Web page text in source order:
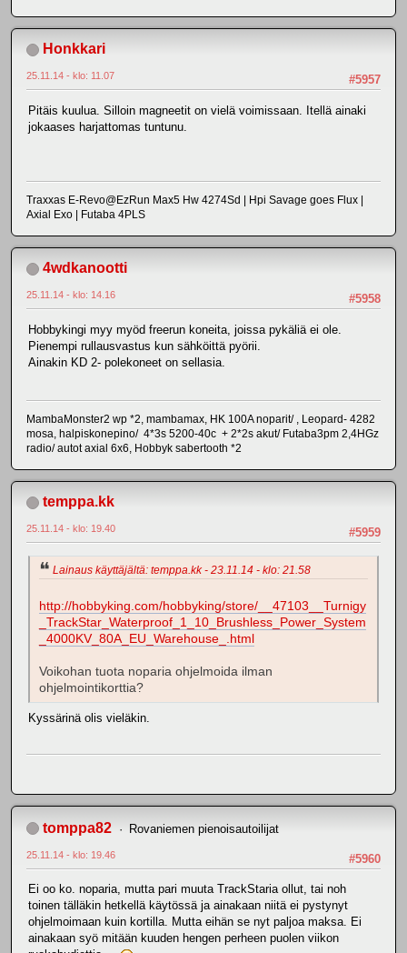
Honkkari
#5957
25.11.14 - klo: 11.07
Pitäis kuulua. Silloin magneetit on vielä voimissaan. Itellä ainaki
jokaases harjattomas tuntunu.
Traxxas E-Revo@EzRun Max5 Hw 4274Sd | Hpi Savage goes Flux |
Axial Exo | Futaba 4PLS
4wdkanootti
#5958
25.11.14 - klo: 14.16
Hobbykingi myy myöd freerun koneita, joissa pykäliä ei ole.
Pienempi rullausvastus kun sähköittä pyörii.
Ainakin KD 2- polekoneet on sellasia.
MambaMonster2 wp *2, mambamax, HK 100A noparit/ , Leopard- 4282
mosa, halpiskonepino/ 4*3s 5200-40c + 2*2s akut/ Futaba3pm 2,4HGz
radio/ autot axial 6x6, Hobbyk sabertooth *2
temppa.kk
#5959
25.11.14 - klo: 19.40
Lainaus käyttäjältä: temppa.kk - 23.11.14 - klo: 21.58
http://hobbyking.com/hobbyking/store/__47103__Turnigy
_TrackStar_Waterproof_1_10_Brushless_Power_System
_4000KV_80A_EU_Warehouse_.html
Voikohan tuota noparia ohjelmoida ilman
ohjelmointikorttia?
Kyssärinä olis vieläkin.
tomppa82 Rovaniemen pienoisautoilijat
#5960
25.11.14 - klo: 19.46
Ei oo ko. noparia, mutta pari muuta TrackStaria ollut, tai noh
toinen tälläkin hetkellä käytössä ja ainakaan niitä ei pystynyt
ohjelmoimaan kuin kortilla. Mutta eihän se nyt paljoa maksa. Ei
ainakaan syö mitään kuuden hengen perheen puolen viikon